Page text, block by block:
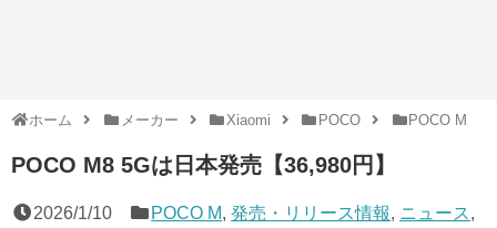
ホーム メーカー Xiaomi POCO POCO M
POCO M8 5Gは日本発売【36,980円】
2026/1/10 POCO M,発売・リリース情報, ニュース,